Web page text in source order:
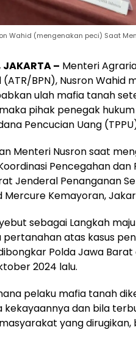
Wahid (mengenakan peci) Saat
JAKARTA – Menteri
BPN), Nusron
ulah mafia tanah
pihak penegak
Pencucian Uang
Menteri Nusron saat
Pencegahan dan
Jenderal Penanganan
Mercure Kemayoran,
sebagai Langkah
atas kasus
Polda Jawa
2024 lalu.
pelaku mafia tanah
kekayaannya dan bila
yang dirugikan,